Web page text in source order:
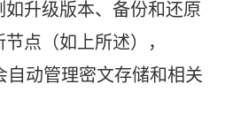
升级版本、备份和还原
点（如上所述），
自动管理密文存储和相关